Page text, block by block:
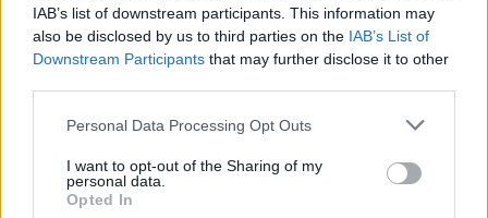
IAB’s list of downstream participants. This information may
also be disclosed by us to third parties on the IAB’s List of
Downstream Participants that may further disclose it to other
Please note that this website/app uses one or more Google
not limited to your visit or usage behaviour. You may click to
grant or deny consent to Google and its third-party tags to
use your data for below specified purposes in below Google
Personal Data Processing Opt Outs
I want to opt-out of the Sharing of my
personal data.
Opted In
δημόσιους υπαλλήλους.
Αφορολόγητο επιδόματος βιβλιοθήκης:Το
απαλλάσσεται από φόρο εισοδήματος.
Νέο επίδομα για προσωπικό σωφρονιστικών